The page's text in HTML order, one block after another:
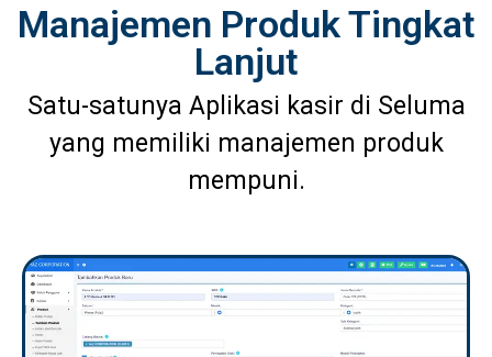
Manajemen Produk Tingkat
Lanjut
Satu-satunya Aplikasi kasir di Seluma
yang memiliki manajemen produk
mempuni.